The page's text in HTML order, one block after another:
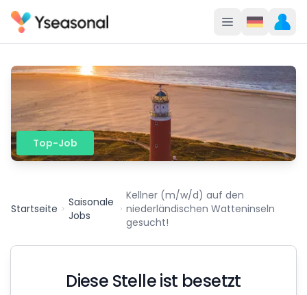
Top-Job
Startseite
Saisonale
Jobs
Kellner (m/w/d) auf den
niederländischen Watteninseln
gesucht!
Diese Stelle ist besetzt